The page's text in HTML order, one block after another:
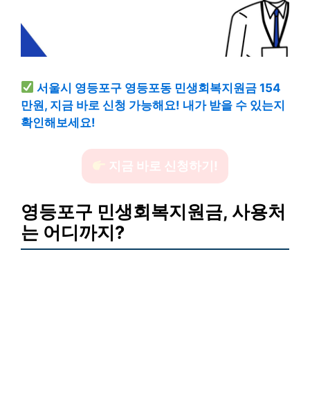
서울시 영등포구 영등포동 민생회복지원금 154
만원, 지금 바로 신청 가능해요! 내가 받을 수 있는지
확인해보세요!
지금 바로 신청하기!
영등포구 민생회복지원금, 사용처
는 어디까지?